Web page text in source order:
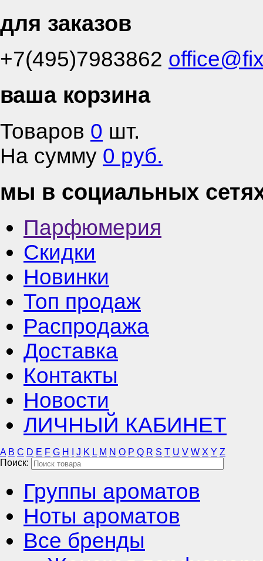
для заказов
+7(495)7983862
ваша корзина
Товаров 0 шт.
На сумму 0 руб.
мы в социальных
Парфюмерия
Скидки
Новинки
Топ продаж
Распродажа
Доставка
Контакты
Новости
ЛИЧНЫЙ КАБИНЕТ
A B C D E F G H J K L M N O P Q R S T U V W X Y Z
Поиск:
Группы ароматов
Ноты ароматов
Все бренды